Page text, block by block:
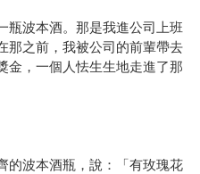
瓶波本酒。那是我進公司上班
那之前，我被公司的前輩帶去
金，一個人怯生生地走進了那
的波本酒瓶，說：「有玫瑰花